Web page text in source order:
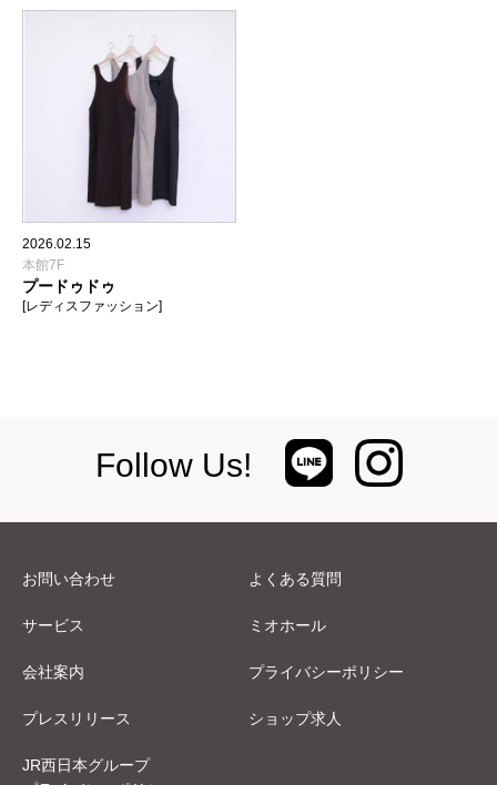
2026.02.15
本館7F
プードゥドゥ
[レディスファッション]
Follow Us!
お問い合わせ よくある質問
サービス ミオホール
会社案内 プライバシーポリシー
プレスリリース ショップ求人
JR西日本グループ